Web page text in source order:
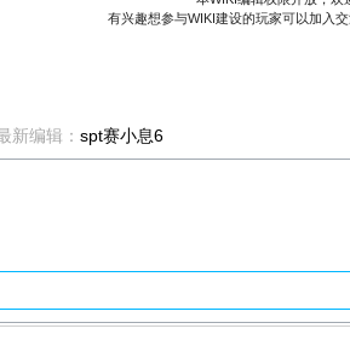
有兴趣想参与WIKI建设的玩家可以加入
新编辑： spt赛小息6